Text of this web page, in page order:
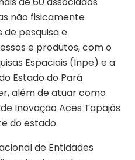
não fisicamente
de pesquisa e
e produtos, com o
Espaciais (Inpe) e a
Estado do Pará
além de atuar como
Inovação Aces Tapajós
do estado.
de Entidades